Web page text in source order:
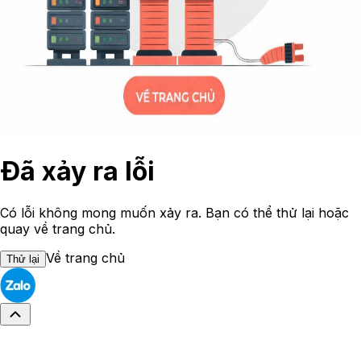
Đã xảy ra lỗi
Có lỗi không mong muốn xảy ra. Bạn có thể thử lại hoặc
quay về trang chủ.
Thử lại Về trang chủ